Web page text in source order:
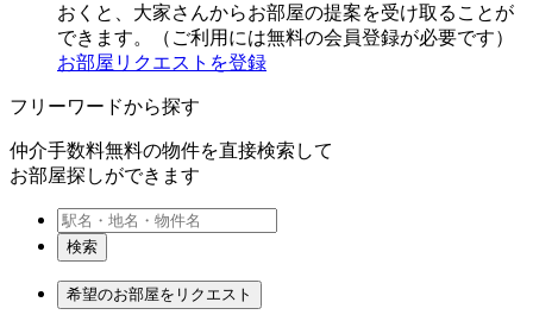
おくと、大家さんからお部屋の提案を受け取ることが
できます。（ご利用には無料の会員登録が必要です）
お部屋リクエストを登録
フリーワードから探す
仲介手数料無料の物件を直接検索して
お部屋探しができます
検索
希望のお部屋をリクエスト